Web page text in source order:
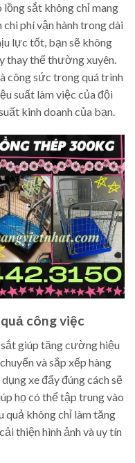
sắt không chỉ mang
phí vận hành trong dài
lực tốt, bạn sẽ không
thay thế thường xuyên.
công sức trong quá trình
suất làm việc của đội
kinh doanh của bạn.
công việc
sắt giúp tăng cường hiệu
và sắp xếp hàng
xe đẩy đúng cách sẽ
họ có thể tập trung vào
quả không chỉ làm tăng
thiện hình ảnh và uy tín